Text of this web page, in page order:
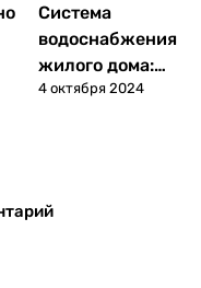
Статьи
Система
водоснабжения
жилого дома:
схемы монтажа,
4 октября 2024